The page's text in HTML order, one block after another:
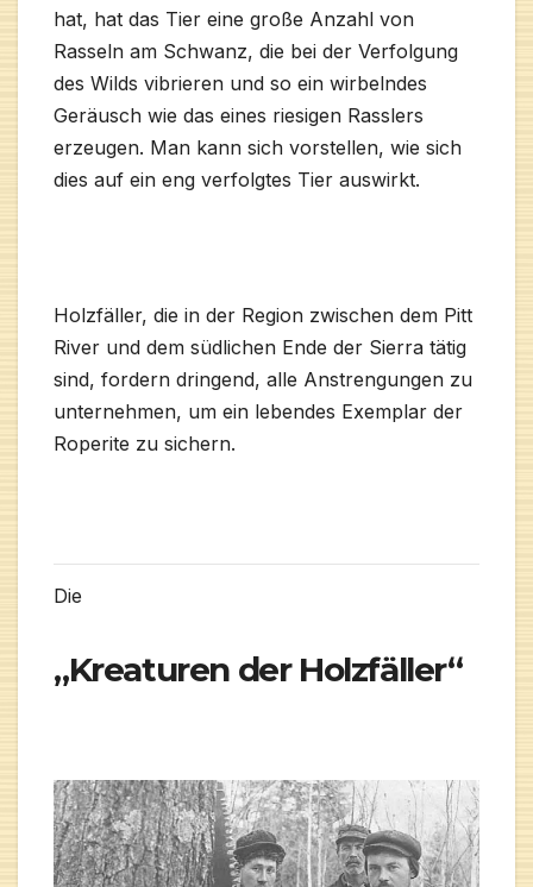
hat, hat das Tier eine große Anzahl von
Rasseln am Schwanz, die bei der Verfolgung
des Wilds vibrieren und so ein wirbelndes
Geräusch wie das eines riesigen Rasslers
erzeugen. Man kann sich vorstellen, wie sich
dies auf ein eng verfolgtes Tier auswirkt.
Holzfäller, die in der Region zwischen dem Pitt
River und dem südlichen Ende der Sierra tätig
sind, fordern dringend, alle Anstrengungen zu
unternehmen, um ein lebendes Exemplar der
Roperite zu sichern.
Die
„Kreaturen der Holzfäller“